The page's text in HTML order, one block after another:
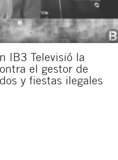
IB3 Televisió la
el gestor de
y fiestas ilegales